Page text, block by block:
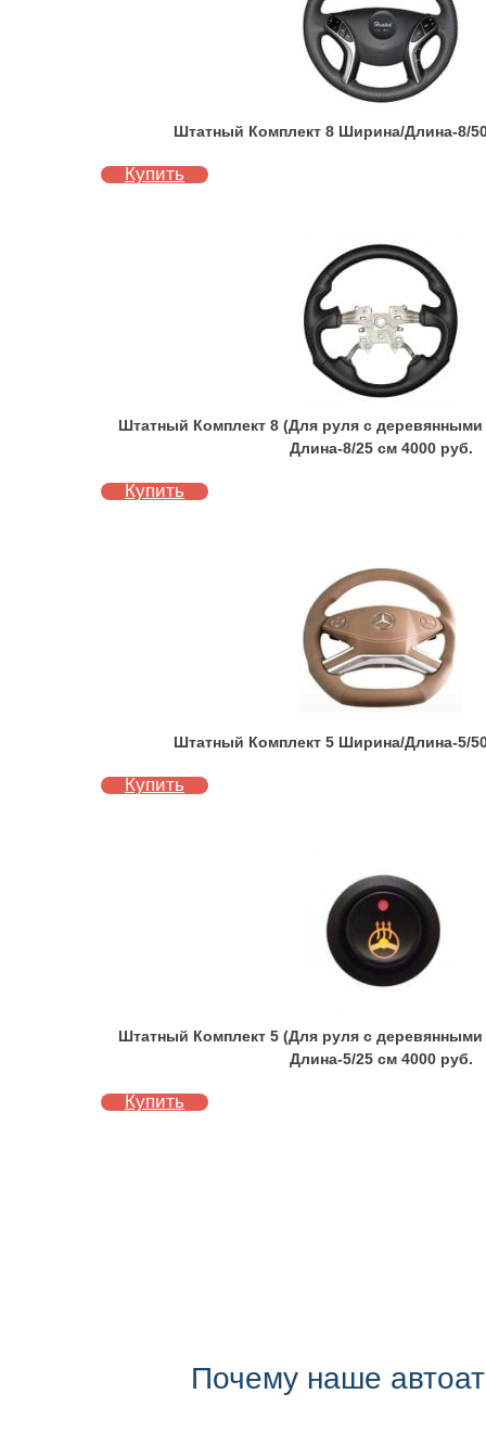
Штатный Комплект 8 Ширина/Длина-8/
Купить
Штатный Комплект 8 (Для руля с
Длина-8/25 см 4000 руб.
Купить
Штатный Комплект 5 Ширина/Длина-5/
Купить
Штатный Комплект 5 (Для руля с
Длина-5/25 см 4000 руб.
Купить
Почему наше